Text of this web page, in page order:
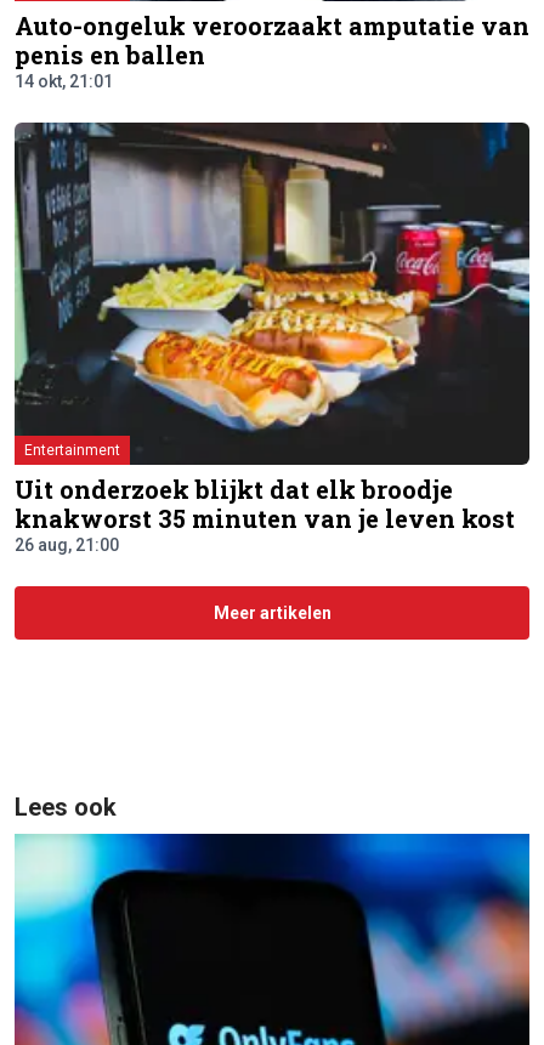
Auto-ongeluk veroorzaakt amputatie van
penis en ballen
14 okt, 21:01
Entertainment
Uit onderzoek blijkt dat elk broodje
knakworst 35 minuten van je leven kost
26 aug, 21:00
Meer artikelen
Lees ook